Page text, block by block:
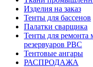
Изделия на заказ
Тенты для бассенов
Палатки сварщика
Тенты для ремонта
резервуаров РВС
Тентовые ангары
РАСПРОДАЖА